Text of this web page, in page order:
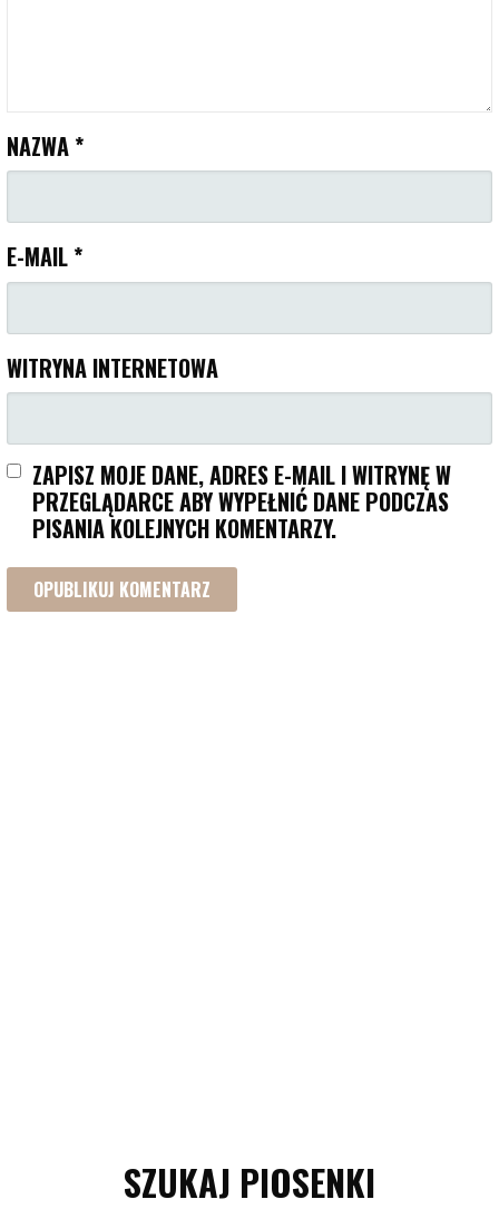
NAZWA *
E-MAIL *
WITRYNA INTERNETOWA
ZAPISZ MOJE DANE, ADRES E-MAIL I WITRYNĘ W
PRZEGLĄDARCE ABY WYPEŁNIĆ DANE PODCZAS
PISANIA KOLEJNYCH KOMENTARZY.
SZUKAJ PIOSENKI